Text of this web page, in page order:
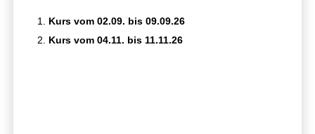
Kurs vom 02.09. bis 09.09.26
Kurs vom 04.11. bis 11.11.26